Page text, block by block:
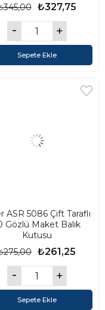
₺327,75
Sepete Ekle
ASR 5086 Çift Taraflı
Gözlü Maket Balık
Kutusu
₺261,25
Sepete Ekle